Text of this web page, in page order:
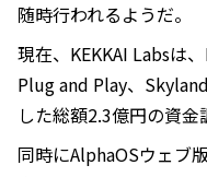
随時行われるようだ。
現在、KEKKAI Labsは
Plug and Play、
した総額2.3億円の資金
同時にAlphaOSウェブ